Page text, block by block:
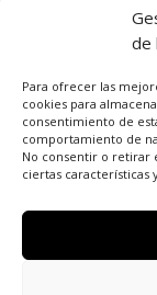
de
Para ofrecer las
cookies para
consentimiento de
comportamiento de
No consentir o retirar
ciertas características
MARTES Y JUEVES
Teléfono de
Federación
Calle Leopoldo